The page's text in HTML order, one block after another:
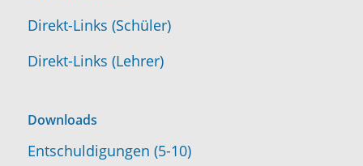
Direkt-Links (Schüler)
Direkt-Links (Lehrer)
Downloads
Entschuldigungen (5-10)